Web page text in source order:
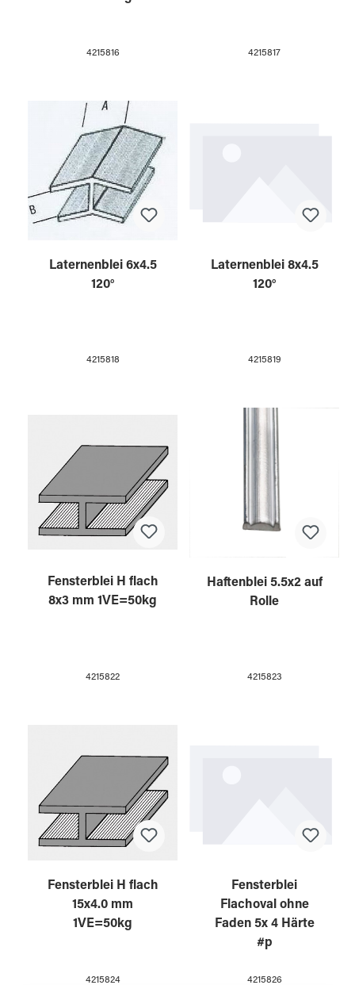
4215816 4215817
Laternenblei 6x4.5
120°
4215818
Laternenblei 8x4.5
120°
4215819
Fensterblei H flach
8x3 mm 1VE=50kg
4215822
Haftenblei 5.5x2 auf
Rolle
4215823
Fensterblei H flach
15x4.0 mm
1VE=50kg
4215824
Fensterblei
Flachoval ohne
Faden 5x 4 Härte
#p
4215826